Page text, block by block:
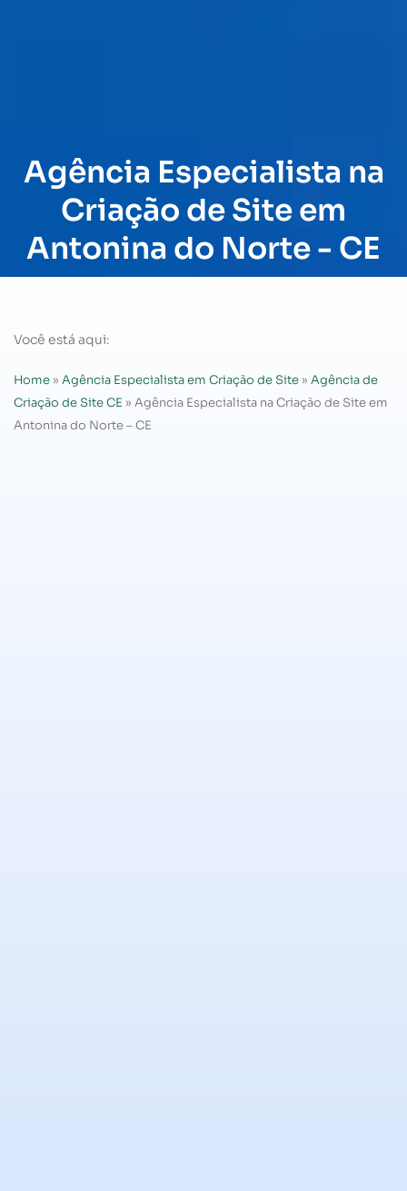
Agência Especialista na
Criação de Site em
Antonina do Norte - CE
Você está aqui:
Home » Agência Especialista em Criação de Site » Agência de
Criação de Site CE » Agência Especialista na Criação de Site em
Antonina do Norte – CE